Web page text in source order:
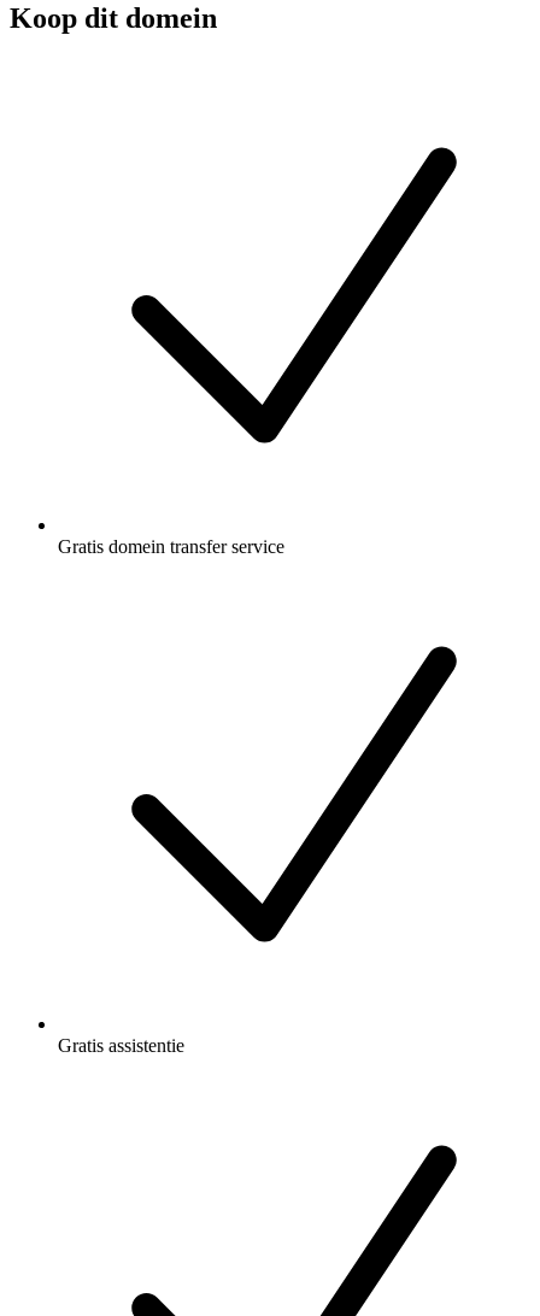
Koop dit domein
Gratis domein transfer service
Gratis assistentie